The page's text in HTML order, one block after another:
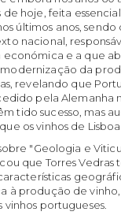
de hoje, feita
últimos anos,
nacional,
e a que
da
revelando que
pela Alemanha
tido sucesso, mas
os vinhos de
"Geologia e
que Torres
à produção de
vinhos portugueses.